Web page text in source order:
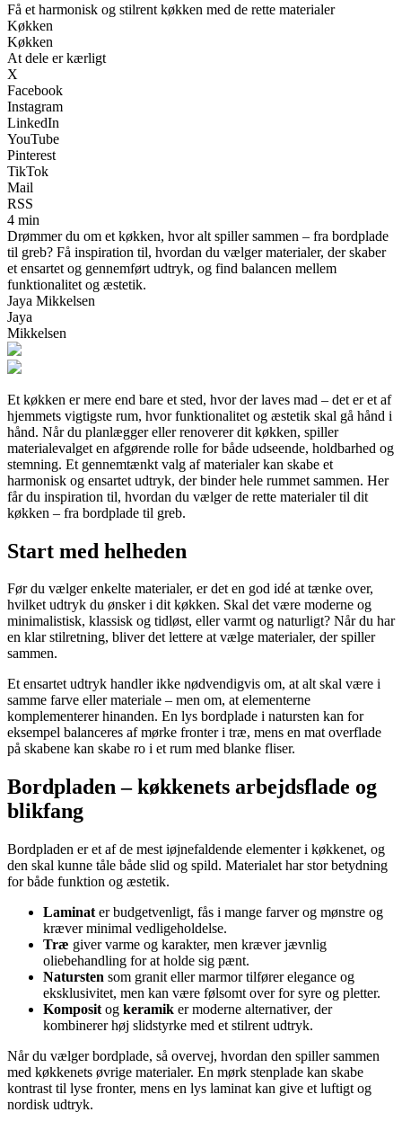
Få et harmonisk og stilrent køkken med de rette materialer
Køkken
Køkken
At dele er kærligt
X
Facebook
Instagram
LinkedIn
YouTube
Pinterest
TikTok
Mail
RSS
4 min
Drømmer du om et køkken, hvor alt spiller sammen – fra bordplade
til greb? Få inspiration til, hvordan du vælger materialer, der skaber
et ensartet og gennemført udtryk, og find balancen mellem
funktionalitet og æstetik.
Jaya Mikkelsen
Jaya
Mikkelsen
Et køkken er mere end bare et sted, hvor der laves mad – det er et af
hjemmets vigtigste rum, hvor funktionalitet og æstetik skal gå hånd i
hånd. Når du planlægger eller renoverer dit køkken, spiller
materialevalget en afgørende rolle for både udseende, holdbarhed og
stemning. Et gennemtænkt valg af materialer kan skabe et
harmonisk og ensartet udtryk, der binder hele rummet sammen. Her
får du inspiration til, hvordan du vælger de rette materialer til dit
køkken – fra bordplade til greb.
Start med helheden
Før du vælger enkelte materialer, er det en god idé at tænke over,
hvilket udtryk du ønsker i dit køkken. Skal det være moderne og
minimalistisk, klassisk og tidløst, eller varmt og naturligt? Når du har
en klar stilretning, bliver det lettere at vælge materialer, der spiller
sammen.
Et ensartet udtryk handler ikke nødvendigvis om, at alt skal være i
samme farve eller materiale – men om, at elementerne
komplementerer hinanden. En lys bordplade i natursten kan for
eksempel balanceres af mørke fronter i træ, mens en mat overflade
på skabene kan skabe ro i et rum med blanke fliser.
Bordpladen – køkkenets arbejdsflade og
blikfang
Bordpladen er et af de mest iøjnefaldende elementer i køkkenet, og
den skal kunne tåle både slid og spild. Materialet har stor betydning
for både funktion og æstetik.
Laminat er budgetvenligt, fås i mange farver og mønstre og
kræver minimal vedligeholdelse.
Træ giver varme og karakter, men kræver jævnlig
oliebehandling for at holde sig pænt.
Natursten som granit eller marmor tilfører elegance og
eksklusivitet, men kan være følsomt over for syre og pletter.
Komposit og keramik er moderne alternativer, der
kombinerer høj slidstyrke med et stilrent udtryk.
Når du vælger bordplade, så overvej, hvordan den spiller sammen
med køkkenets øvrige materialer. En mørk stenplade kan skabe
kontrast til lyse fronter, mens en lys laminat kan give et luftigt og
nordisk udtryk.